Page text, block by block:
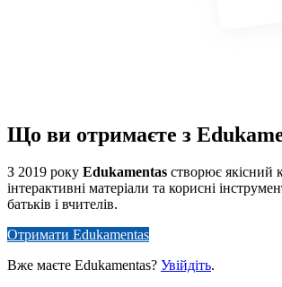
Що ви отримаєте з
З 2019 року Edukamentas створює якісний
інтерактивні матеріали та корисні
батьків і вчителів.
Отримати Edukamentas
Вже маєте Edukamentas? Увійдіть.